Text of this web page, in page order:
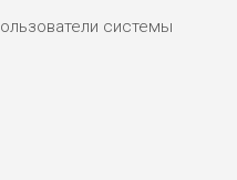
системы